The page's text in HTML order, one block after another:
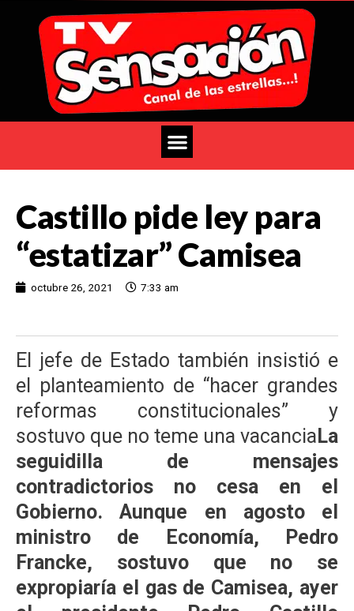
Castillo pide ley para
“estatizar” Camisea
octubre 26, 2021 7:33 am
El jefe de Estado también insistió e
el planteamiento de “hacer grandes
reformas constitucionales” y
sostuvo que no teme una vacanciaLa
seguidilla de mensajes
contradictorios no cesa en el
Gobierno. Aunque en agosto el
ministro de Economía, Pedro
Francke, sostuvo que no se
expropiaría el gas de Camisea, ayer